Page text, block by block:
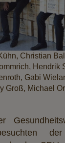
Christian
Hendrik
Gabi
Groß, Michael
der